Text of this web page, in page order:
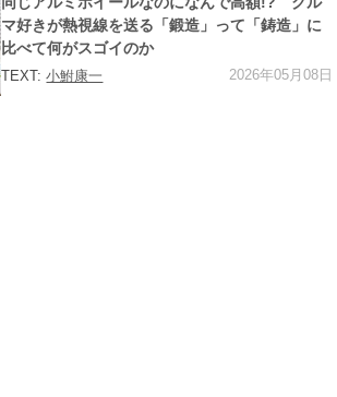
リ
ー
マ好きが熱視線を送る「鍛造」って「鋳造」に
比べて何がスゴイのか
TEXT:小鮒康一 2026年05月08日